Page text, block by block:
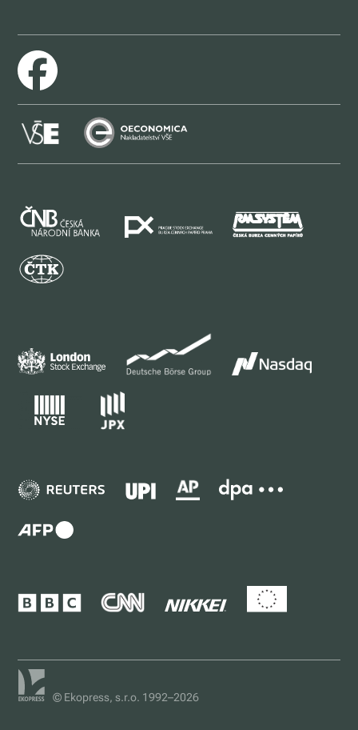
© Ekopress, s.r.o. 1992–2026